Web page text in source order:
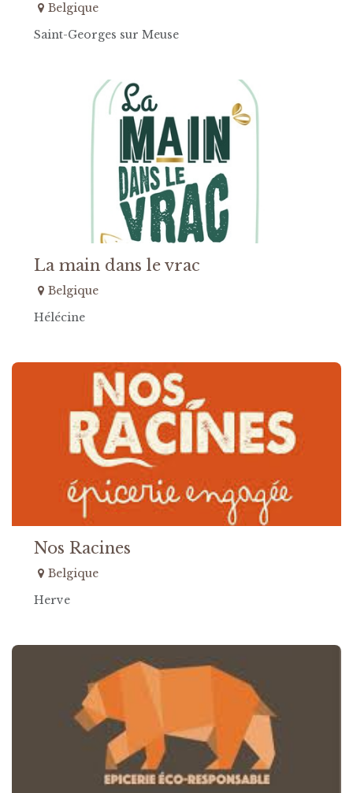
Belgique
Saint-Georges sur Meuse
La main dans le vrac
Belgique
Hélécine
Nos Racines
Belgique
Herve